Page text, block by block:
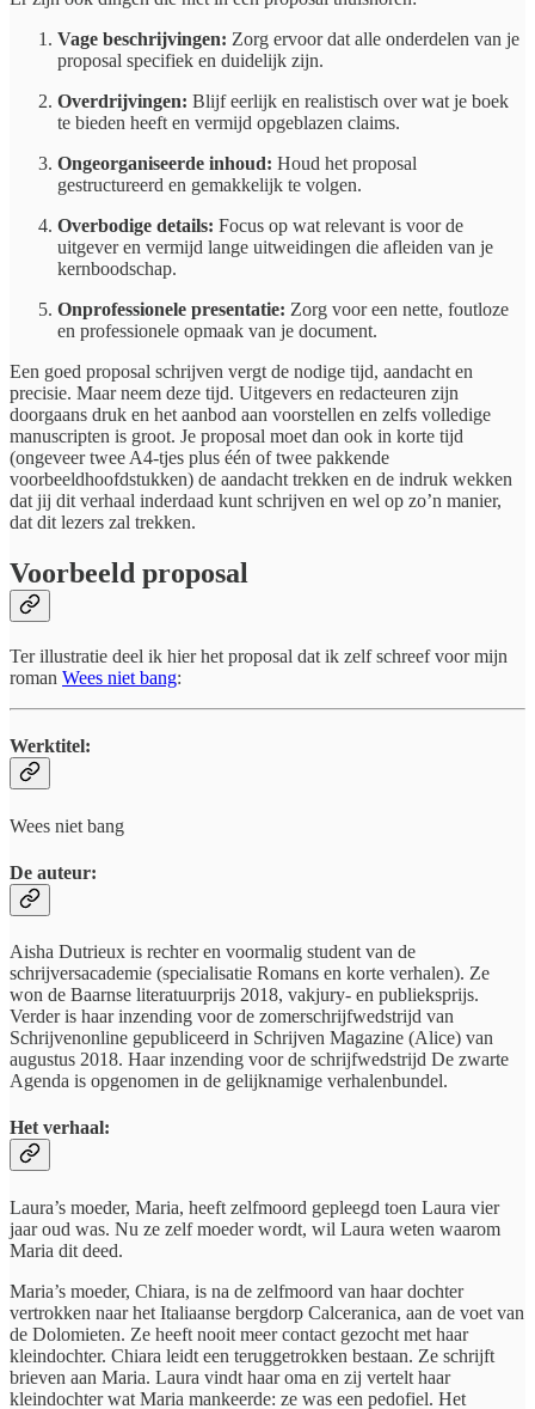
Vage beschrijvingen: Zorg ervoor dat alle onderdelen van je
proposal specifiek en duidelijk zijn.
Overdrijvingen: Blijf eerlijk en realistisch over wat je boek
te bieden heeft en vermijd opgeblazen claims.
Ongeorganiseerde inhoud: Houd het proposal
gestructureerd en gemakkelijk te volgen.
Overbodige details: Focus op wat relevant is voor de
uitgever en vermijd lange uitweidingen die afleiden van je
kernboodschap.
Onprofessionele presentatie: Zorg voor een nette, foutloze
en professionele opmaak van je document.
Een goed proposal schrijven vergt de nodige tijd, aandacht en
precisie. Maar neem deze tijd. Uitgevers en redacteuren zijn
doorgaans druk en het aanbod aan voorstellen en zelfs volledige
manuscripten is groot. Je proposal moet dan ook in korte tijd
(ongeveer twee A4-tjes plus één of twee pakkende
voorbeeldhoofdstukken) de aandacht trekken en de indruk wekken
dat jij dit verhaal inderdaad kunt schrijven en wel op zo’n manier,
dat dit lezers zal trekken.
Voorbeeld proposal
Ter illustratie deel ik hier het proposal dat ik zelf schreef voor mijn
roman Wees niet bang:
Werktitel:
Wees niet bang
De auteur:
Aisha Dutrieux is rechter en voormalig student van de
schrijversacademie (specialisatie Romans en korte verhalen). Ze
won de Baarnse literatuurprijs 2018, vakjury- en publieksprijs.
Verder is haar inzending voor de zomerschrijfwedstrijd van
Schrijvenonline gepubliceerd in Schrijven Magazine (Alice) van
augustus 2018. Haar inzending voor de schrijfwedstrijd De zwarte
Agenda is opgenomen in de gelijknamige verhalenbundel.
Het verhaal:
Laura’s moeder, Maria, heeft zelfmoord gepleegd toen Laura vier
jaar oud was. Nu ze zelf moeder wordt, wil Laura weten waarom
Maria dit deed.
Maria’s moeder, Chiara, is na de zelfmoord van haar dochter
vertrokken naar het Italiaanse bergdorp Calceranica, aan de voet van
de Dolomieten. Ze heeft nooit meer contact gezocht met haar
kleindochter. Chiara leidt een teruggetrokken bestaan. Ze schrijft
brieven aan Maria. Laura vindt haar oma en zij vertelt haar
kleindochter wat Maria mankeerde: ze was een pedofiel. Het